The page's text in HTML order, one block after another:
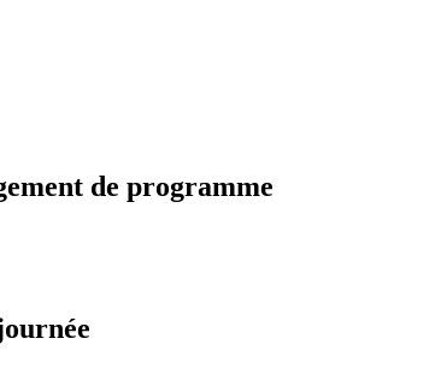
de programme